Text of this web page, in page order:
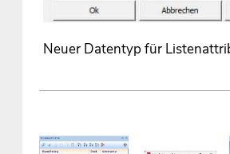
Neuer Datentyp für